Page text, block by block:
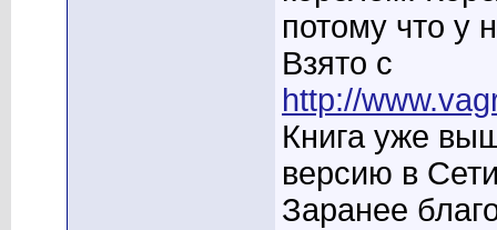
потому что
Взято с
http://
Книга уже
версию в
Заранее